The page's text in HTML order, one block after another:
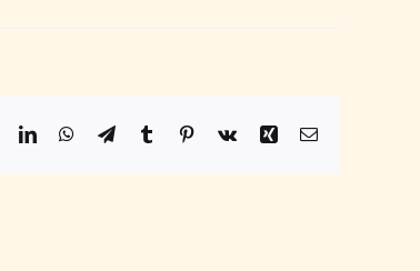
LinkedInWhatsApp
TelegramTumblr Pinterest
Vk Xing Email